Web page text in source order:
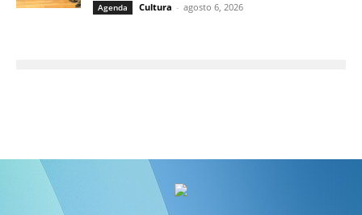
Agenda Cultura - agosto 6, 2026